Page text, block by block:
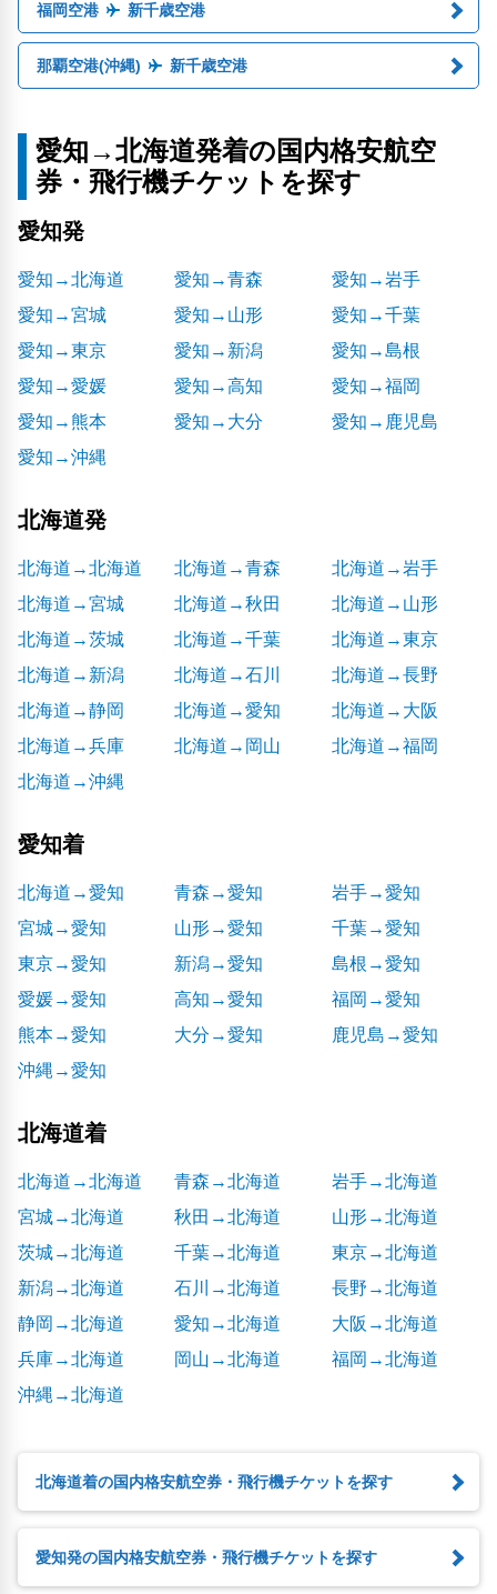
福岡空港 新千歳空港
那覇空港(沖縄) 新千歳空港
愛知→北海道発着の国内格安航空
券・飛行機チケットを探す
愛知発
愛知→北海道 愛知→青森
愛知→岩手
愛知→宮城
愛知→山形
愛知→千葉
愛知→東京
愛知→新潟
愛知→島根
愛知→愛媛
愛知→高知
愛知→福岡
愛知→熊本
愛知→大分
愛知→鹿児島
愛知→沖縄
北海道発
北海道→北海道 北海道→青森
北海道→岩手
北海道→宮城
北海道→秋田
北海道→山形
北海道→茨城
北海道→千葉
北海道→東京
北海道→新潟
北海道→石川
北海道→長野
北海道→静岡
北海道→愛知
北海道→大阪
北海道→兵庫
北海道→岡山
北海道→福岡
北海道→沖縄
愛知着
北海道→愛知 青森→愛知
岩手→愛知
宮城→愛知
山形→愛知
千葉→愛知
東京→愛知
新潟→愛知
島根→愛知
愛媛→愛知
高知→愛知
福岡→愛知
熊本→愛知
大分→愛知
鹿児島→愛知
沖縄→愛知
北海道着
北海道→北海道 青森→北海道
岩手→北海道
宮城→北海道
秋田→北海道
山形→北海道
茨城→北海道
千葉→北海道
東京→北海道
新潟→北海道
石川→北海道
長野→北海道
静岡→北海道
愛知→北海道
大阪→北海道
兵庫→北海道
岡山→北海道
福岡→北海道
沖縄→北海道
北海道着の国内格安航空券・飛行機チケットを探す
愛知発の国内格安航空券・飛行機チケットを探す